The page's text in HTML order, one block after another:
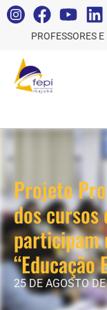
PROFESSORES
Projeto
dos cursos
participam
“Educação
25 DE AGOSTO